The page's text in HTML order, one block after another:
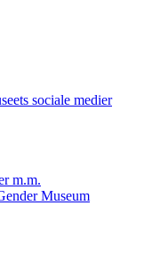
sociale medier
m.m.
Museum